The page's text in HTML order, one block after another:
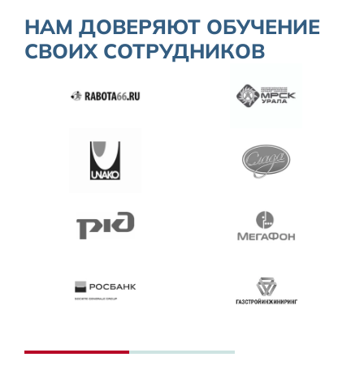
НАМ ДОВЕРЯЮТ ОБУЧЕНИЕ
СВОИХ СОТРУДНИКОВ